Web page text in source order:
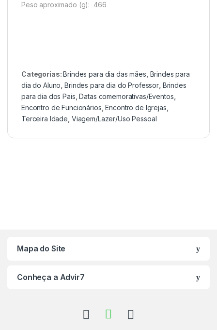
Peso aproximado (g): 466
Categorias:Brindes para dia das mães Brindes para
dia do Aluno ,Brindes para dia do Professor Brindes
para dia dos Pais ,Datas comemorativas/Eventos
Encontro de Funcionários ,Encontro de Igrejas
Terceira Idade Viagem/Lazer/Uso Pessoal
Mapa do Site
Conheça a Advir7